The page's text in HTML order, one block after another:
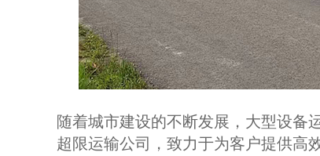
随着城市建设的不断发展，大型设备
超限运输公司，致力于为客户提供高